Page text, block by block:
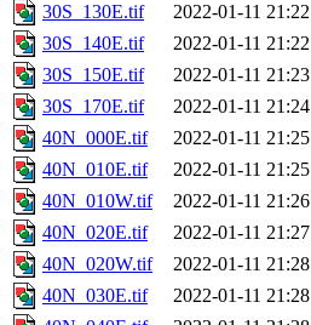
30S_130E.tif
2022-01-11 21:22
30S_140E.tif
2022-01-11 21:22
30S_150E.tif
2022-01-11 21:23
30S_170E.tif
2022-01-11 21:24
40N_000E.tif
2022-01-11 21:25
40N_010E.tif
2022-01-11 21:25
40N_010W.tif
2022-01-11 21:26
40N_020E.tif
2022-01-11 21:27
40N_020W.tif
2022-01-11 21:28
40N_030E.tif
2022-01-11 21:28